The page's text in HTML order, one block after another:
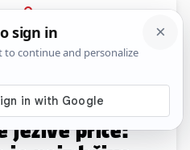
PRIJAVA
Komentari
K-pop
jezive priče: